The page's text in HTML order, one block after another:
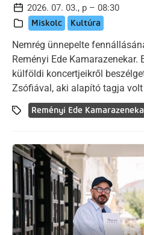
2026. 07. 03., p – 08:30
Miskolc Kultúra
Nemrég ünnepelte
Reményi Ede Kamarazenekar.
külföldi koncertjeikről
Zsófiával, aki alapító tagja
Reményi Ede